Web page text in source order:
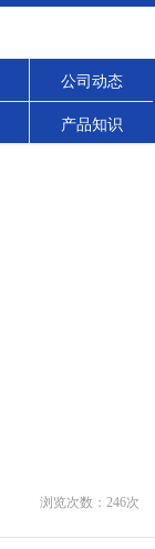
公司动态
产品知识
浏览次数： 246次